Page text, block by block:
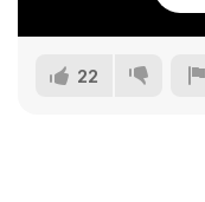
22